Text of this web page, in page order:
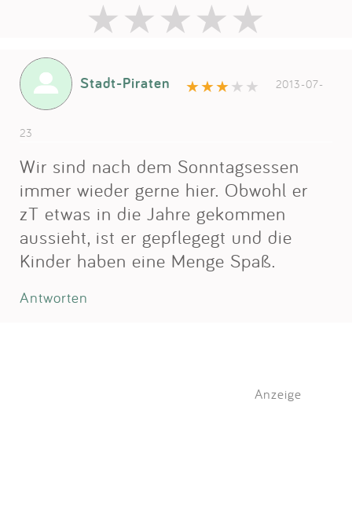
Stadt-Piraten 2013-07-
23
Wir sind nach dem Sonntagsessen
immer wieder gerne hier. Obwohl er
zT etwas in die Jahre gekommen
aussieht, ist er gepflegegt und die
Kinder haben eine Menge Spaß.
Antworten
Anzeige